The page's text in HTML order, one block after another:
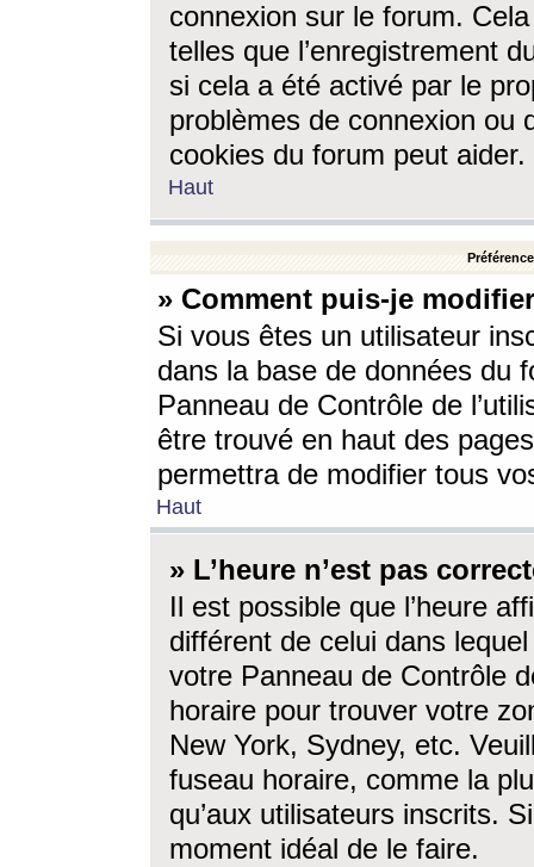
connexion sur le forum.
telles que l’enregistrement
si cela a été activé par le
problèmes de connexion ou
cookies du forum peut aider.
Haut
» Comment puis-je
Si vous êtes un utilisateur
dans la base de données du
Panneau de Contrôle de
être trouvé en haut des
permettra de modifier tous
Haut
» L’heure n’est pas
Il est possible que l’heure
différent de celui dans
votre Panneau de Contrôle
horaire pour trouver votre
New York, Sydney, etc.
fuseau horaire, comme la
qu’aux utilisateurs inscrits.
moment idéal de le faire.